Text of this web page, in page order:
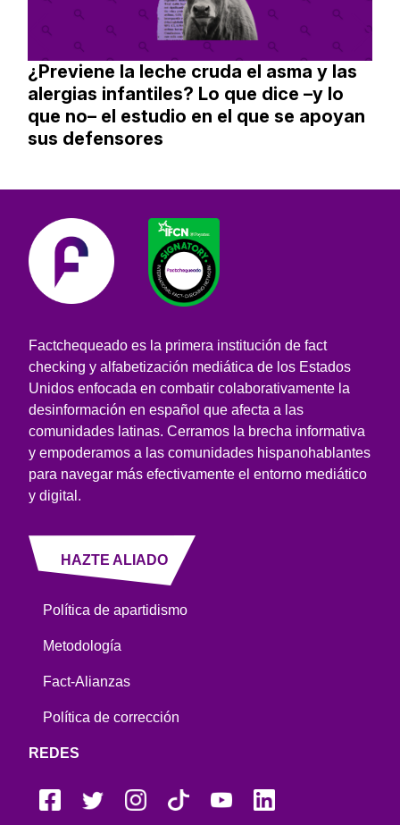
¿Previene la leche cruda el asma y las
alergias infantiles? Lo que dice –y lo
que no– el estudio en el que se apoyan
sus defensores
Factchequeado es la primera institución de fact
checking y alfabetización mediática de los Estados
Unidos enfocada en combatir colaborativamente la
desinformación en español que afecta a las
comunidades latinas. Cerramos la brecha informativa
y empoderamos a las comunidades hispanohablantes
para navegar más efectivamente el entorno mediático
y digital.
HAZTE ALIADO
Política de apartidismo
Metodología
Fact-Alianzas
Política de corrección
REDES